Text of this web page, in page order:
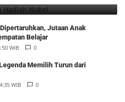
Jutaan Anak
Belajar
WIB 0
Memilih Turun dari
WIB 0